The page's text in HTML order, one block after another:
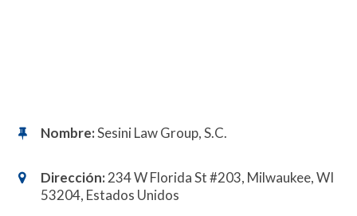
Nombre:Sesini Law Group, S.C.
Dirección:234 W Florida St #203, Milwaukee, WI
53204, Estados Unidos